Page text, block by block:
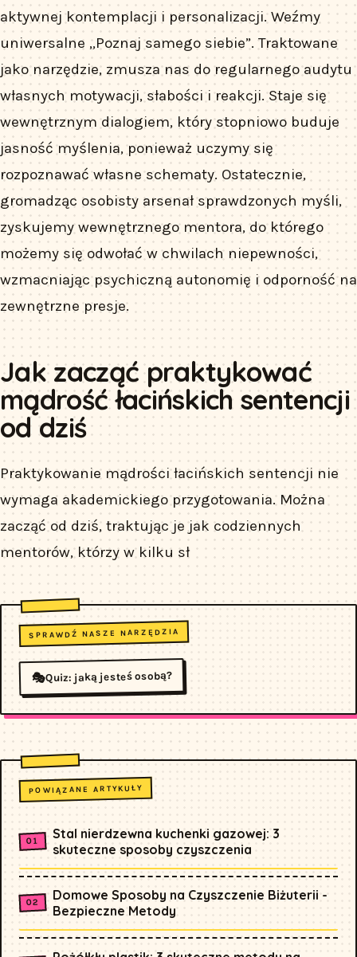
aktywnej kontemplacji i personalizacji. Weźmy
uniwersalne „Poznaj samego siebie”. Traktowane
jako narzędzie, zmusza nas do regularnego audytu
własnych motywacji, słabości i reakcji. Staje się
wewnętrznym dialogiem, który stopniowo buduje
jasność myślenia, ponieważ uczymy się
rozpoznawać własne schematy. Ostatecznie,
gromadząc osobisty arsenał sprawdzonych myśli,
zyskujemy wewnętrznego mentora, do którego
możemy się odwołać w chwilach niepewności,
wzmacniając psychiczną autonomię i odporność na
zewnętrzne presje.
Jak zacząć praktykować
mądrość łacińskich sentencji
od dziś
Praktykowanie mądrości łacińskich sentencji nie
wymaga akademickiego przygotowania. Można
zacząć od dziś, traktując je jak codziennych
mentorów, którzy w kilku sł
SPRAWDŹ NASZE NARZĘDZIA
🎭Quiz: jaką jesteś osobą?
POWIĄZANE ARTYKUŁY
Stal nierdzewna kuchenki gazowej: 3
skuteczne sposoby czyszczenia
Domowe Sposoby na Czyszczenie Biżuterii -
Bezpieczne Metody